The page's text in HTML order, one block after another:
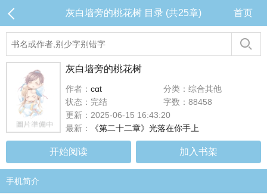
灰白墙旁的桃花树 目录 (共25章) 首页
灰白墙旁的桃花树
作者： cαt
分类：综合其他
状态：完结
字数：88458
更新：2025-06-15 16:43:20
最新：
《第二十二章》光落在你手上
开始阅读 加入书架
手机简介